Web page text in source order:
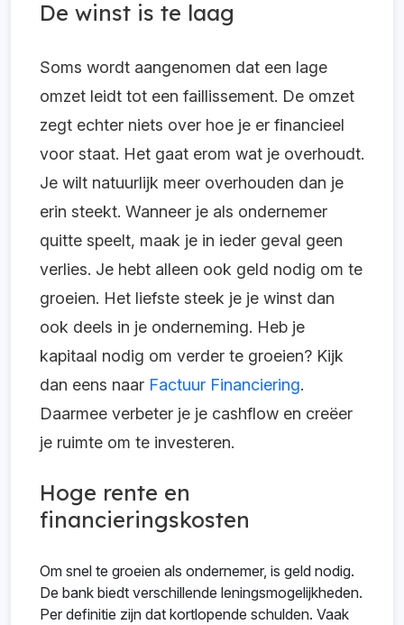
De winst is te laag
Soms wordt aangenomen dat een lage
omzet leidt tot een faillissement. De omzet
zegt echter niets over hoe je er financieel
voor staat. Het gaat erom wat je overhoudt.
Je wilt natuurlijk meer overhouden dan je
erin steekt. Wanneer je als ondernemer
quitte speelt, maak je in ieder geval geen
verlies. Je hebt alleen ook geld nodig om te
groeien. Het liefste steek je je winst dan
ook deels in je onderneming. Heb je
kapitaal nodig om verder te groeien? Kijk
dan eens naar Factuur Financiering.
Daarmee verbeter je je cashflow en creëer
je ruimte om te investeren.
Hoge rente en
financieringskosten
Om snel te groeien als ondernemer, is geld nodig.
De bank biedt verschillende leningsmogelijkheden.
Per definitie zijn dat kortlopende schulden. Vaak